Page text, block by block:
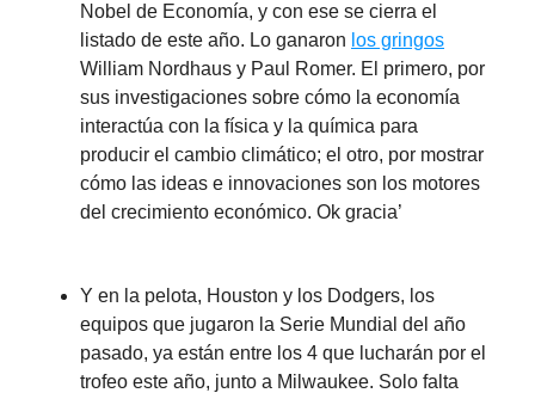
Nobel de Economía, y con ese se cierra el
listado de este año. Lo ganaron los gringos
William Nordhaus y Paul Romer. El primero, por
sus investigaciones sobre cómo la economía
interactúa con la física y la química para
producir el cambio climático; el otro, por mostrar
cómo las ideas e innovaciones son los motores
del crecimiento económico. Ok gracia’
Y en la pelota, Houston y los Dodgers, los
equipos que jugaron la Serie Mundial del año
pasado, ya están entre los 4 que lucharán por el
trofeo este año, junto a Milwaukee. Solo falta